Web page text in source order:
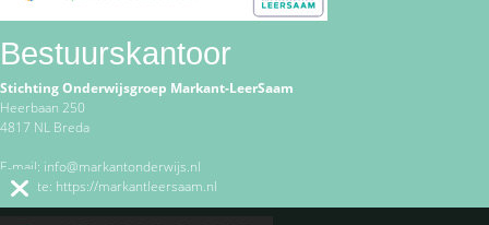
Bestuurskantoor
Stichting Onderwijsgroep Markant-LeerSaam
Heerbaan 250
4817 NL Breda
E-mail: info@markantonderwijs.nl
Website: https://markantleersaam.nl